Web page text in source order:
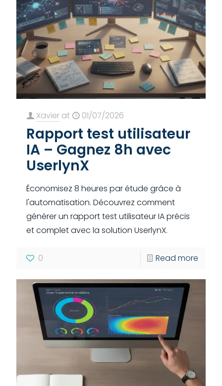
Xavier at 01/07/2026
Rapport test utilisateur
IA – Gagnez 8h avec
UserlynX
Économisez 8 heures par étude grâce à
l'automatisation. Découvrez comment
générer un rapport test utilisateur IA précis
et complet avec la solution UserlynX.
0 Read more